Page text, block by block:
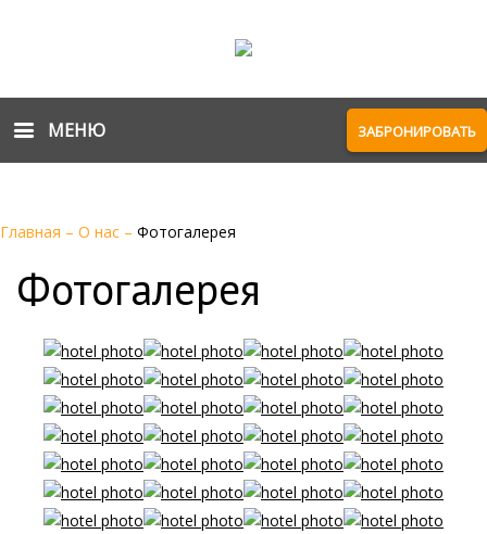
МЕНЮ ЗАБРОНИРОВАТЬ
Главная – О нас – Фотогалерея
Фотогалерея